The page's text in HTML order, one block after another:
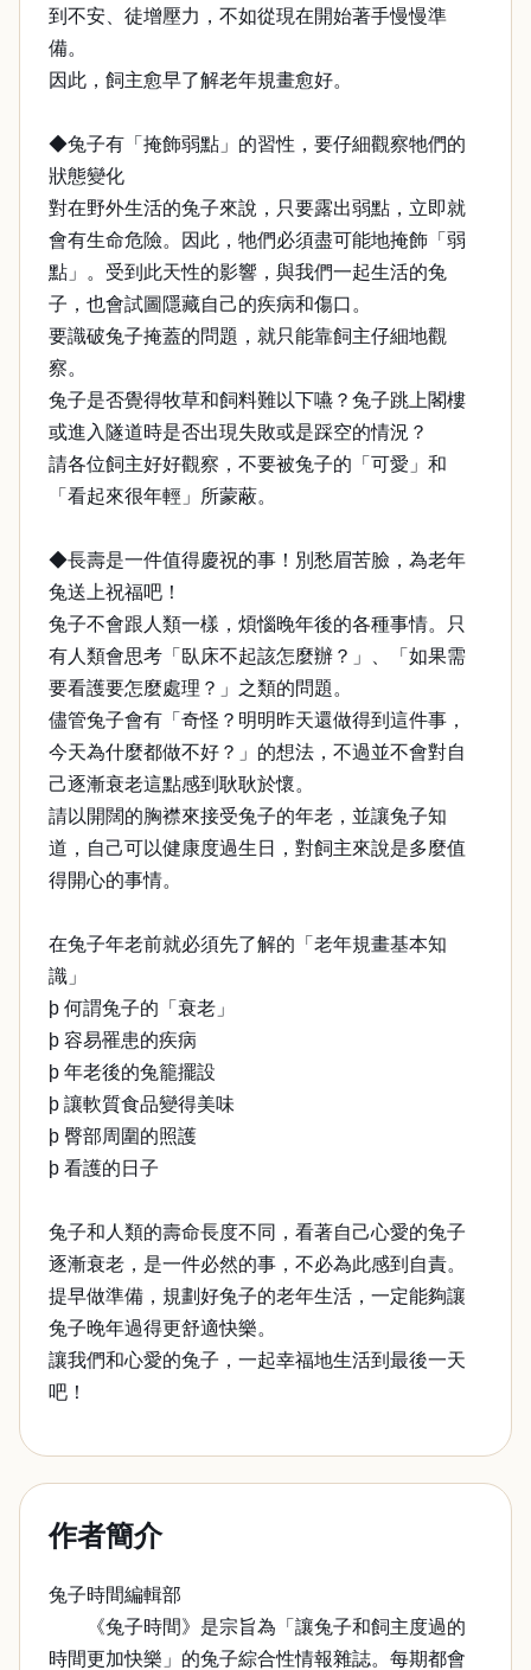
到不安、徒增壓力，不如從現在開始著手慢慢準
備。
因此，飼主愈早了解老年規畫愈好。
◆兔子有「掩飾弱點」的習性，要仔細觀察牠們的
狀態變化
對在野外生活的兔子來說，只要露出弱點，立即就
會有生命危險。因此，牠們必須盡可能地掩飾「弱
點」。受到此天性的影響，與我們一起生活的兔
子，也會試圖隱藏自己的疾病和傷口。
要識破兔子掩蓋的問題，就只能靠飼主仔細地觀
察。
兔子是否覺得牧草和飼料難以下嚥？兔子跳上閣樓
或進入隧道時是否出現失敗或是踩空的情況？
請各位飼主好好觀察，不要被兔子的「可愛」和
「看起來很年輕」所蒙蔽。
◆長壽是一件值得慶祝的事！別愁眉苦臉，為老年
兔送上祝福吧！
兔子不會跟人類一樣，煩惱晚年後的各種事情。只
有人類會思考「臥床不起該怎麼辦？」、「如果需
要看護要怎麼處理？」之類的問題。
儘管兔子會有「奇怪？明明昨天還做得到這件事，
今天為什麼都做不好？」的想法，不過並不會對自
己逐漸衰老這點感到耿耿於懷。
請以開闊的胸襟來接受兔子的年老，並讓兔子知
道，自己可以健康度過生日，對飼主來說是多麼值
得開心的事情。
在兔子年老前就必須先了解的「老年規畫基本知
識」
þ 何謂兔子的「衰老」
þ 容易罹患的疾病
þ 年老後的兔籠擺設
þ 讓軟質食品變得美味
þ 臀部周圍的照護
þ 看護的日子
兔子和人類的壽命長度不同，看著自己心愛的兔子
逐漸衰老，是一件必然的事，不必為此感到自責。
提早做準備，規劃好兔子的老年生活，一定能夠讓
兔子晚年過得更舒適快樂。
讓我們和心愛的兔子，一起幸福地生活到最後一天
吧！
作者簡介
兔子時間編輯部
《兔子時間》是宗旨為「讓兔子和飼主度過的
時間更加快樂」的兔子綜合性情報雜誌。每期都會